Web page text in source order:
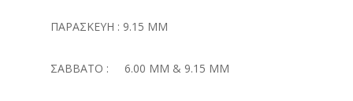
ΠΑΡΑΣΚΕΥΗ : 9.15 ΜΜ
ΣΑΒΒΑΤΟ : 6.00 ΜΜ & 9.15 ΜΜ